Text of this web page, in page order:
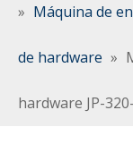
» Máquina de
de hardware »
hardware JP-